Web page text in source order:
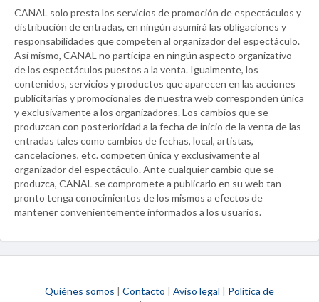
CANAL solo presta los servicios de promoción de espectáculos y
distribución de entradas, en ningún asumirá las obligaciones y
responsabilidades que competen al organizador del espectáculo.
Así mismo, CANAL no participa en ningún aspecto organizativo
de los espectáculos puestos a la venta. Igualmente, los
contenidos, servicios y productos que aparecen en las acciones
publicitarias y promocionales de nuestra web corresponden única
y exclusivamente a los organizadores. Los cambios que se
produzcan con posterioridad a la fecha de inicio de la venta de las
entradas tales como cambios de fechas, local, artistas,
cancelaciones, etc. competen única y exclusivamente al
organizador del espectáculo. Ante cualquier cambio que se
produzca, CANAL se compromete a publicarlo en su web tan
pronto tenga conocimientos de los mismos a efectos de
mantener convenientemente informados a los usuarios.
Quiénes somos | Contacto | Aviso legal | Política de